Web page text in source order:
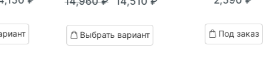
₽.
out
based
on
customer
Первоначальная
цена
составляла
Текущая
цена:
14,510 ₽.
Выбрать вариант
based
on
customer
Под заказ